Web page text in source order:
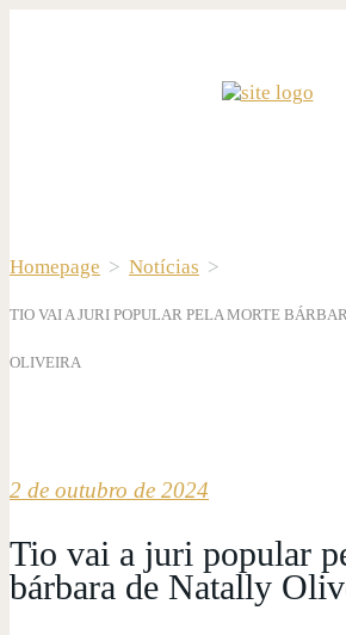
Homepage > Notícias >
TIO VAI A JURI POPULAR PELA MORTE
OLIVEIRA
2 de outubro de 2024
Tio vai a juri popular
bárbara de Natally